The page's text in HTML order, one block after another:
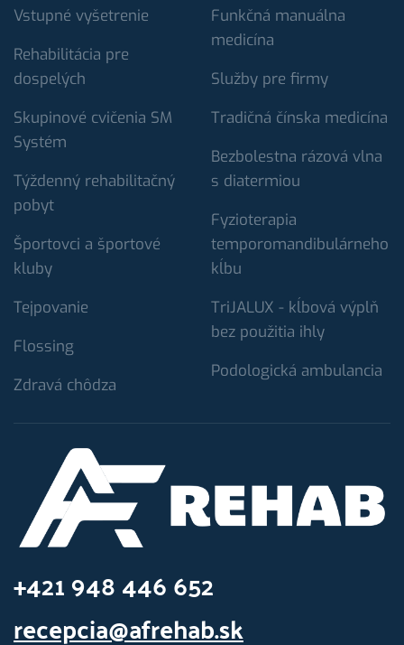
Vstupné vyšetrenie
Rehabilitácia pre
dospelých
Skupinové cvičenia SM
Systém
Týždenný rehabilitačný
pobyt
Športovci a športové
kluby
Tejpovanie
Flossing
Zdravá chôdza
Funkčná manuálna
medicína
Služby pre firmy
Tradičná čínska medicína
Bezbolestna rázová vlna
s diatermiou
Fyzioterapia
temporomandibulárneho
kĺbu
TriJALUX - kĺbová výplň
bez použitia ihly
Podologická ambulancia
+421 948 446 652
recepcia@afrehab.sk